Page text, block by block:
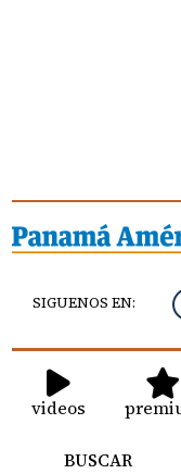
SIGUENOS EN:
videos
BUSCAR